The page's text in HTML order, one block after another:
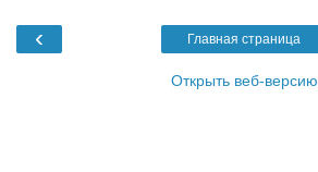
‹ Главная страница
Открыть веб-версию